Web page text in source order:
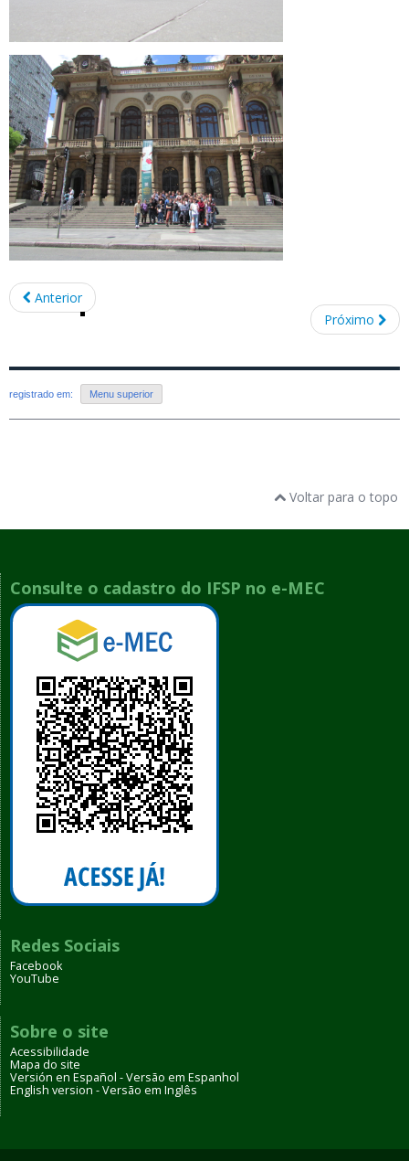
Anterior
Próximo
registrado em: Menu superior
Voltar para o topo
Consulte o cadastro do IFSP no e-MEC
Redes Sociais
Facebook
YouTube
Sobre o site
Acessibilidade
Mapa do site
Versión en Español - Versão em Espanhol
English version - Versão em Inglês